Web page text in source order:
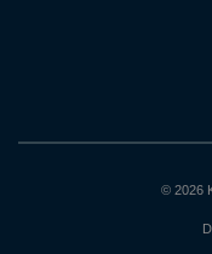
© 2026